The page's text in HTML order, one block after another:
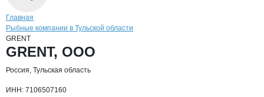
Навигация по сайту
Главная
Рыбные компании в Тульской области
GRENT
Основная информация о компании
GRENT, ООО
Россия, Тульская область
ИНН: 7106507160